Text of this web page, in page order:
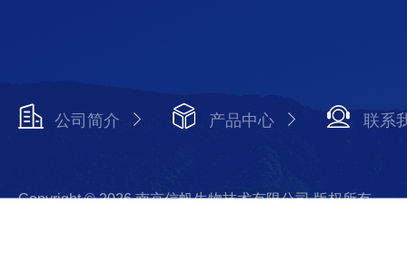
公司简介 产品中心 联系
Copyright © 2026 南京信帆生物技术有限公司 版权所有